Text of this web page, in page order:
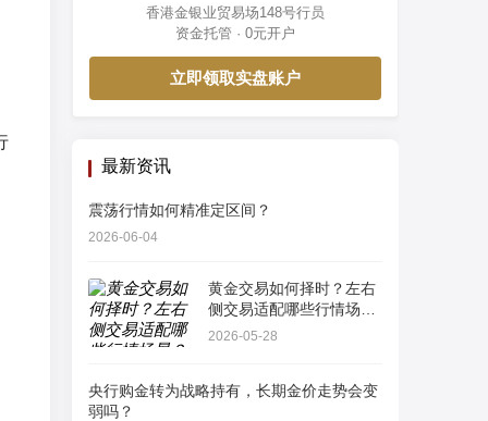
香港金银业贸易场148号行员
资金托管 · 0元开户
立即领取实盘账户
最新资讯
震荡行情如何精准定区间？
2026-06-04
黄金交易如何择时？左右
侧交易适配哪些行情场
景？
2026-05-28
央行购金转为战略持有，长期金价走势会变
弱吗？